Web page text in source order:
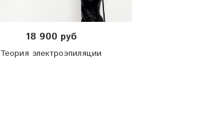
18 900 руб
Теория электроэпиляции